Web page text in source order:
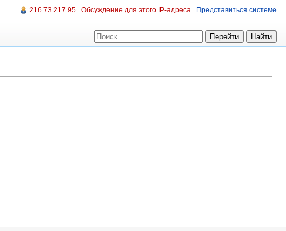
216.73.217.95 Обсуждение для этого IP-адреса Представиться системе